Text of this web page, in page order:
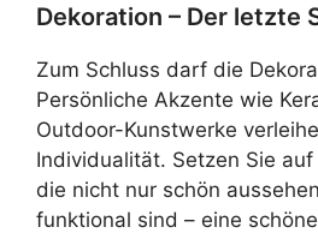
Dekoration – Der letzte
Zum Schluss darf die
Persönliche Akzente wie
Outdoor-Kunstwerke
Individualität. Setzen Sie
die nicht nur schön
funktional sind – eine